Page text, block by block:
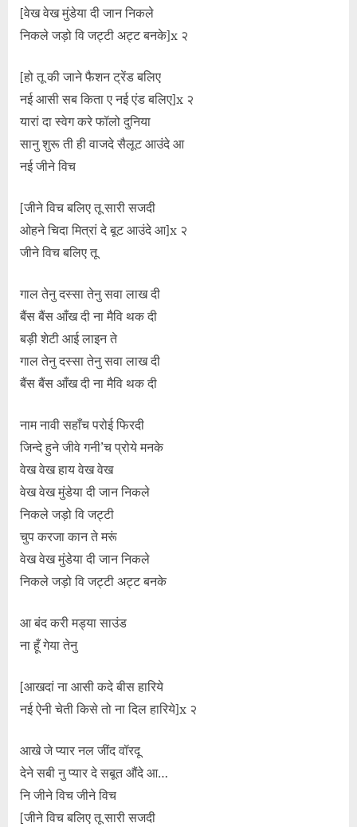
[वेख वेख मुंडेया दी जान निकले
निकले जड़ो वि जट्टी अट्ट बनके]x २
[हो तू की जाने फैशन ट्रेंड बलिए
नई आसी सब किता ए नई एंड बलिए]x २
यारां दा स्वेग करे फॉलो दुनिया
सानु शुरू ती ही वाजदे सैलूट आउंदे आ
नई जीने विच
[जीने विच बलिए तू सारी सजदी
ओहने चिदा मित्रां दे बूट आउंदे आ]x २
जीने विच बलिए तू
गाल तेनु दस्सा तेनु सवा लाख दी
बैंस बैंस आँख दी ना मैवि थक दी
बड़ी शेटी आई लाइन ते
गाल तेनु दस्सा तेनु सवा लाख दी
बैंस बैंस आँख दी ना मैवि थक दी
नाम नावी सहाँच परोई फिरदी
जिन्दे हुने जीवे गनी’च प्रोये मनके
वेख वेख हाय वेख वेख
वेख वेख मुंडेया दी जान निकले
निकले जड़ो वि जट्टी
चुप करजा कान ते मरूं
वेख वेख मुंडेया दी जान निकले
निकले जड़ो वि जट्टी अट्ट बनके
आ बंद करी मड्या साउंड
ना हूँ गेया तेनु
[आखदां ना आसी कदे बीस हारिये
नई ऐनी चेती किसे तो ना दिल हारिये]x २
आखे जे प्यार नल जींद वॉरदू
देने सबी नु प्यार दे सबूत औंदे आ…
नि जीने विच जीने विच
[जीने विच बलिए तू सारी सजदी